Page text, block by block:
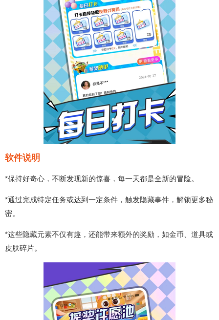
软件说明
*保持好奇心，不断发现新的惊喜，每一天都是全新的冒险。
*通过完成特定任务或达到一定条件，触发隐藏事件，解锁更多秘
密。
*这些隐藏元素不仅有趣，还能带来额外的奖励，如金币、道具或
皮肤碎片。